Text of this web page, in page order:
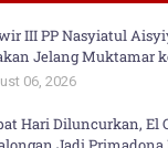
III PP Nasyiatul
Jelang Muktamar
06, 2026
Hari Diluncurkan, El